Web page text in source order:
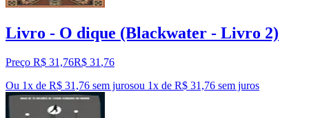
Livro - O dique (Blackwater - Livro 2)
Preço R$ 31,76R$ 31 ,76
Ou 1x de R$ 31,76 sem jurosou 1x de R$ 31,76 sem juros